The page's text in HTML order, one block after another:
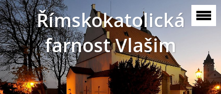
Římskokatolická
farnost Vlašim